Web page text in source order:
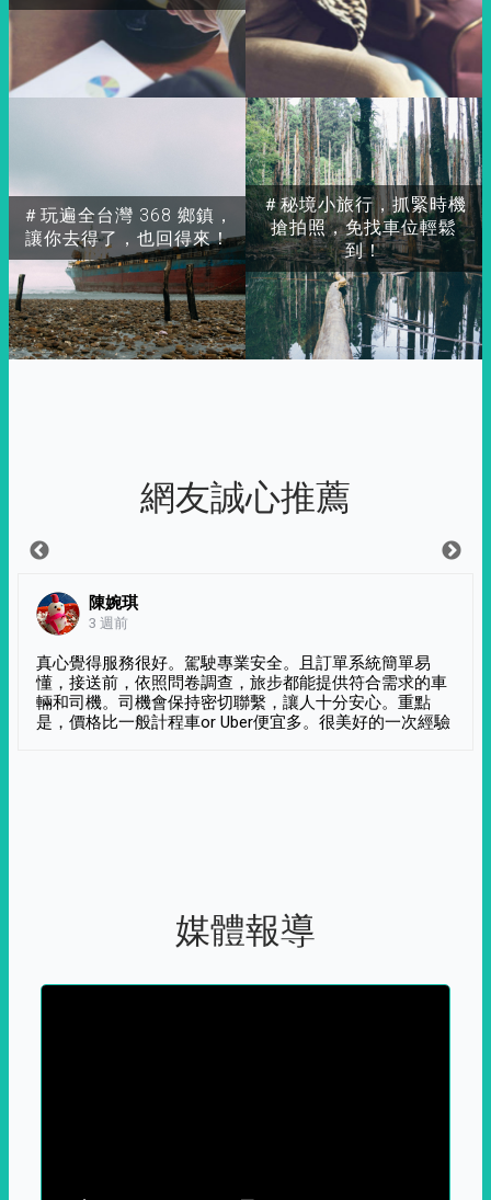
＃玩遍全台灣 368 鄉鎮，
讓你去得了，也回得來！
＃秘境小旅行，抓緊時機
搶拍照，免找車位輕鬆
到！
網友誠心推薦
陳婉琪
3 週前
真心覺得服務很好。駕駛專業安全。且訂單系統簡單易
懂，接送前，依照問卷調查，旅步都能提供符合需求的車
輛和司機。司機會保持密切聯繫，讓人十分安心。重點
是，價格比一般計程車or Uber便宜多。很美好的一次經驗
媒體報導